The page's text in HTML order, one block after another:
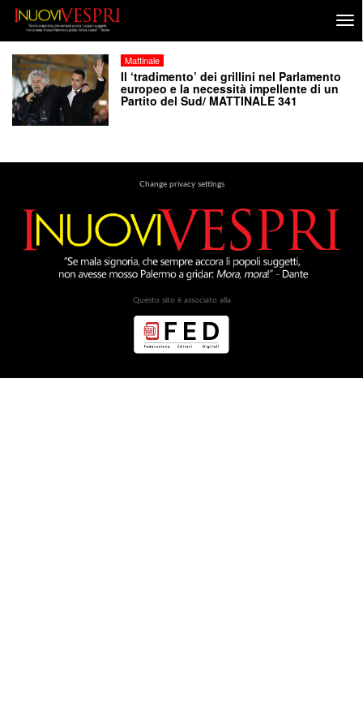
Mattinale
Il ‘tradimento’ dei grillini nel Parlamento
europeo e la necessità impellente di un
Partito del Sud/ MATTINALE 341
Change privacy settings
Questo sito è associato alla